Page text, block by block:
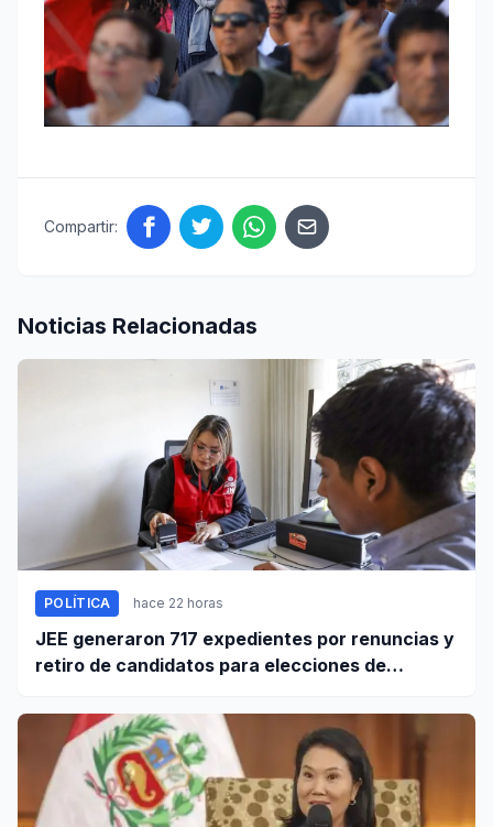
Compartir:
Noticias Relacionadas
POLÍTICA hace 22 horas
JEE generaron 717 expedientes por renuncias y
retiro de candidatos para elecciones de